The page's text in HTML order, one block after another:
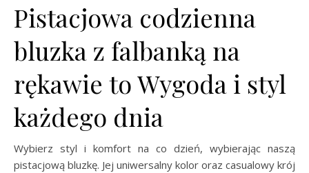
Pistacjowa codzienna
bluzka z falbanką na
rękawie to Wygoda i styl
każdego dnia
Wybierz styl i komfort na co dzień, wybierając naszą
pistacjową bluzkę. Jej uniwersalny kolor oraz casualowy krój